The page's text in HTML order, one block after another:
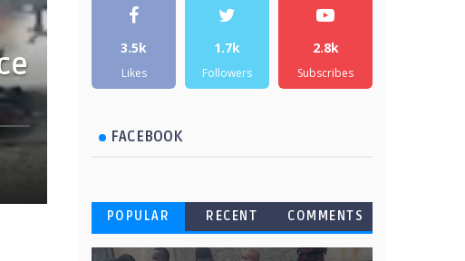
3.5k
Likes
1.7k
Followers
2.8k
Subscribes
FACEBOOK
POPULAR RECENT COMMENTS